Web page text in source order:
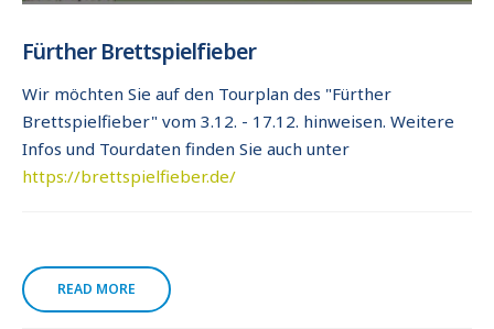
Fürther Brettspielfieber
Wir möchten Sie auf den Tourplan des "Fürther
Brettspielfieber" vom 3.12. - 17.12. hinweisen. Weitere
Infos und Tourdaten finden Sie auch unter
https://brettspielfieber.de/
READ MORE